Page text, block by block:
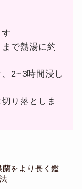
で熱湯に約
2~3時間浸し
り落としま
をより長く鑑